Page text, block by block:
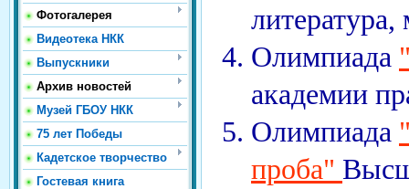
Фотогалерея
Видеотека НКК
Выпускники
Архив новостей
Музей ГБОУ НКК
75 лет Победы
Кадетское творчество
Гостевая книга
Олимпиада
академии
Олимпиада
проба"